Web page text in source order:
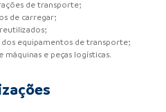
de transporte;
de carregar;
dos equipamentos de transporte;
máquinas e peças logísticas.